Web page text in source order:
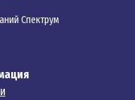
Спектрум